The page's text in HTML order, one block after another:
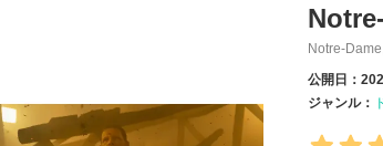
Notre-
公開日：
ジャンル：